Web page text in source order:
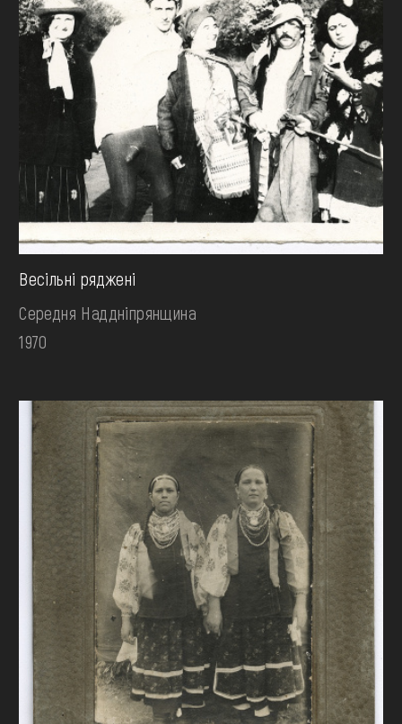
Весільні ряджені
Середня Наддніпрянщина
1970